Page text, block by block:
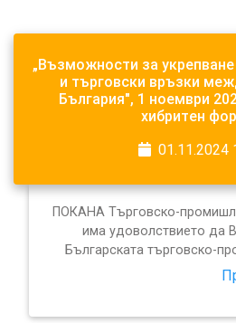
„Възможности за
и търговски връзки
България", 1 ноември
хибритен
01.11.2024
ПОКАНА Търговско-
има удоволствието да
Българската търговско-